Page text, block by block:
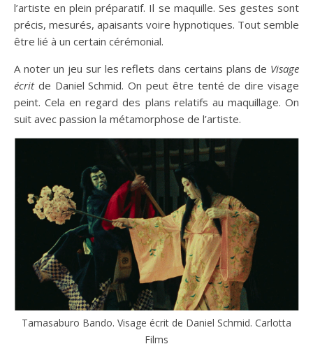
l’artiste en plein préparatif. Il se maquille. Ses gestes sont
précis, mesurés, apaisants voire hypnotiques. Tout semble
être lié à un certain cérémonial.
A noter un jeu sur les reflets dans certains plans de Visage
écrit de Daniel Schmid. On peut être tenté de dire visage
peint. Cela en regard des plans relatifs au maquillage. On
suit avec passion la métamorphose de l’artiste.
Tamasaburo Bando. Visage écrit de Daniel Schmid. Carlotta
Films